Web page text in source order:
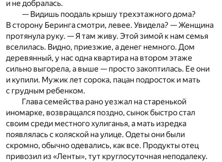
и не добралась.
— Видишь поодаль крышу трехэтажного дома?
В сторону Беринга смотри, левее. Увидела? — Женщина
протянула руку. — Я там живу. Этой зимой к нам семья
вселилась. Видно, приезжие, а денег немного. Дом
деревянный, у нас одна квартира на втором этаже
сильно выгорела, а выше — просто закоптилась. Ее они
и купили. Мужик лет сорока, пацан подросток и мать
с грудным ребенком.
Глава семейства рано уезжал на старенькой
иномарке, возвращался поздно, сынок быстро стал
своим среди местного хулиганья, а мать изредка
появлялась с коляской на улице. Одеты они были
скромно, обычно одевались, как все. Продукты отец
привозил из «Ленты», тут круглосуточная неподалеку.